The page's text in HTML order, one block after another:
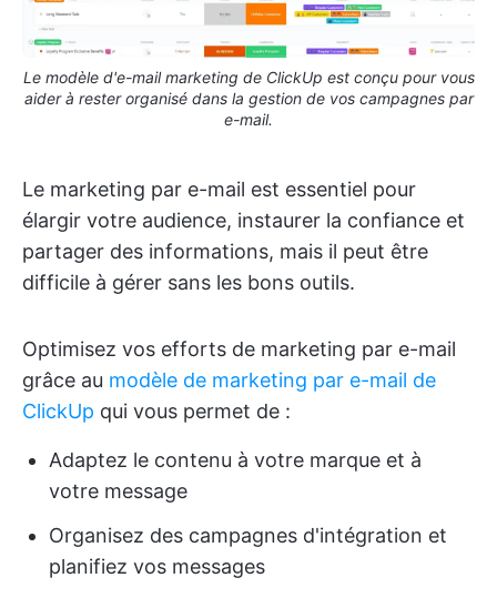
Le modèle d'e-mail marketing de ClickUp est conçu pour vous
aider à rester organisé dans la gestion de vos campagnes par
e-mail.
Le marketing par e-mail est essentiel pour
élargir votre audience, instaurer la confiance et
partager des informations, mais il peut être
difficile à gérer sans les bons outils.
Optimisez vos efforts de marketing par e-mail
grâce au modèle de marketing par e-mail de
ClickUp qui vous permet de :
Adaptez le contenu à votre marque et à
votre message
Organisez des campagnes d'intégration et
planifiez vos messages